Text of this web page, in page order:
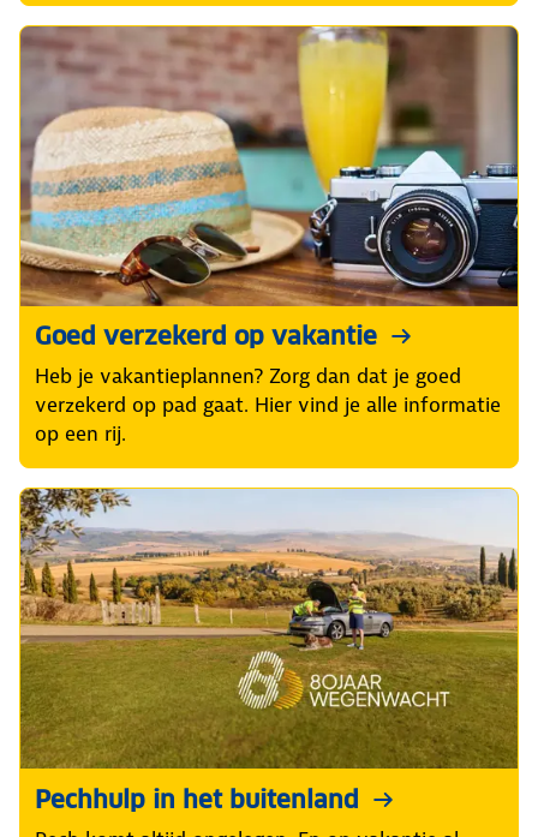
Goed verzekerd op vakantie
Heb je vakantieplannen? Zorg dan dat je goed
verzekerd op pad gaat. Hier vind je alle informatie
op een rij.
Pechhulp in het buitenland